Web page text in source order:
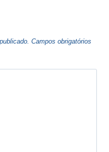
Campos obrigatórios